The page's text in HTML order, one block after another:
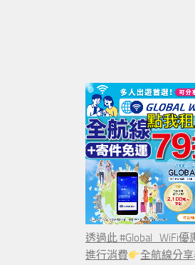
透過此 #Global_WiFi優
進行消費
全航線分